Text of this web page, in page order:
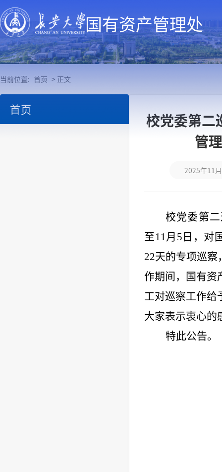
国有资产管理处
当前位置: 首页 > 正文
首页
校党委第二
管
2025年11
校党委第
至11月5日，对
22天的专项巡察
作期间，国有资
工对巡察工作给
大家表示衷心的
特此公告。